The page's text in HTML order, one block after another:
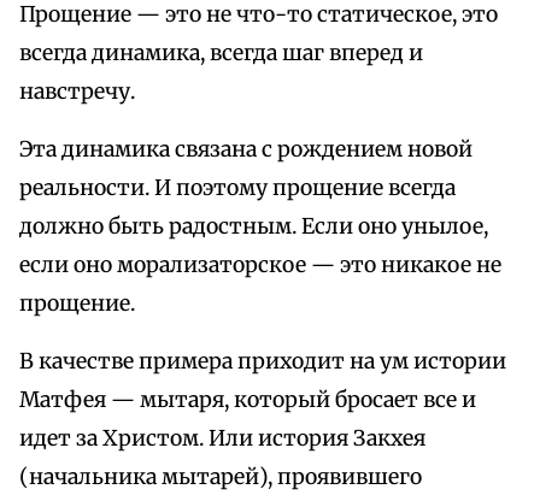
Прощение — это не что-то статическое, это
всегда динамика, всегда шаг вперед и
навстречу.
Эта динамика связана с рождением новой
реальности. И поэтому прощение всегда
должно быть радостным. Если оно унылое,
если оно морализаторское — это никакое не
прощение.
В качестве примера приходит на ум истории
Матфея — мытаря, который бросает все и
идет за Христом. Или история Закхея
(начальника мытарей), проявившего